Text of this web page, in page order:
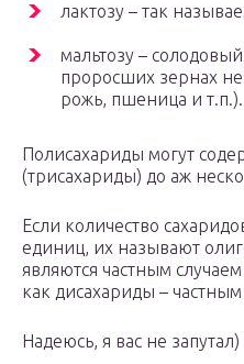
лактозу – так
мальтозу –
проросших зернах
рожь, пшеница и т.п.).
Полисахариды могут
(трисахариды) до аж
Если количество
единиц, их называют
являются частным
как дисахариды –
Надеюсь, я вас не запутал)